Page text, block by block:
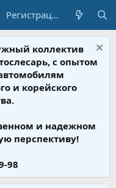
Регистрация
коллектив
с опытом
и корейского
и надежном
перспективу!
98